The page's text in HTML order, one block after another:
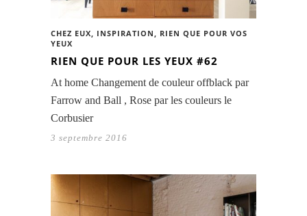
CHEZ EUX INSPIRATION
RIEN QUE POUR VOS
YEUX
RIEN QUE POUR LES YEUX #62
At home Changement de couleur offblack par
Farrow and Ball , Rose par les couleurs le
Corbusier
3 septembre 2016